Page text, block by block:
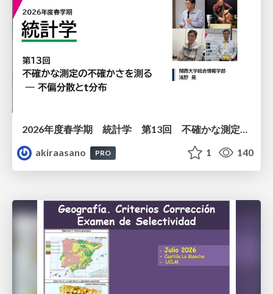
2026年度春学期 統計学 第13回 不確かな測定の不確かさを測る ― 不偏分散とt分布 (2026. 6. 25)
akiraasano
PRO 1 140